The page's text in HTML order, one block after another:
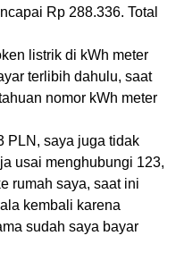
Rp 288.336. Total
listrik di kWh meter
terlibih dahulu, saat
nomor kWh meter
PLN, saya juga tidak
usai menghubungi 123,
rumah saya, saat ini
kembali karena
sudah saya bayar